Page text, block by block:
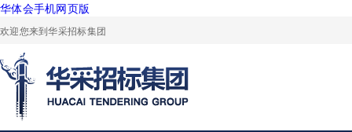
华体会手机网页版
欢迎您来到华采招标集团